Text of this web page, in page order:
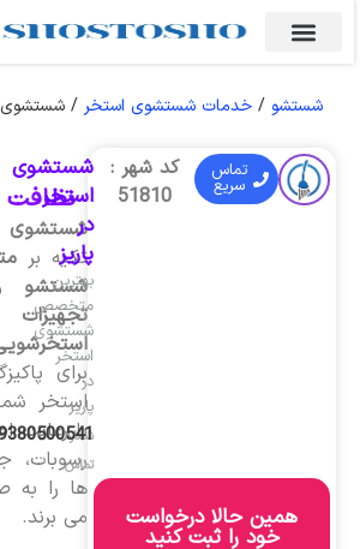
شستشو/ خدمات شستشوی استخر/ شستشوی
نظافت
شستشوی
تکیه بر
شستشوو
استخرشویی
برای
استخر
با رعایت
رسوبات،
ها را به
می برند.
تماس
سریع
کد شهر :
51810
شستشوی
استخر
در
پاریز
بهترین
متخصص
شستشوی
استخر
در
پاریز
شماره
تماس
همین حالا درخواست
خود را ثبت کنید